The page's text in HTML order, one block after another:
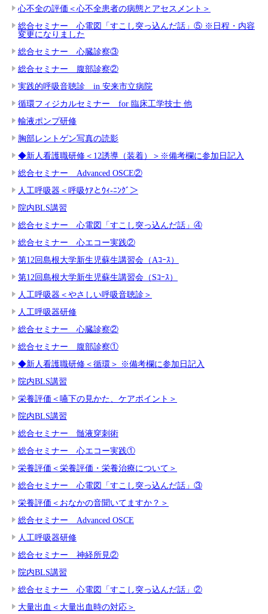
心不全の評価＜心不全患者の病態とアセスメント＞
総合セミナー 心電図「すこし突っ込んだ話」⑤ ※日程・内容
変更になりました
総合セミナー 心臓診察③
総合セミナー 腹部診察②
実践的呼吸音聴診 in 安来市立病院
循環フィジカルセミナー for 臨床工学技士 他
輸液ポンプ研修
胸部レントゲン写真の読影
◆新人看護職研修＜12誘導（装着）＞※備考欄に参加日記入
総合セミナー Advanced OSCE②
人工呼吸器＜呼吸ｹｱとｳｨ-ﾆﾝｸﾞ＞
院内BLS講習
総合セミナー 心電図「すこし突っ込んだ話」④
総合セミナー 心エコー実践②
第12回島根大学新生児蘇生講習会（Aｺｰｽ）
第12回島根大学新生児蘇生講習会（Sｺｰｽ）
人工呼吸器＜やさしい呼吸音聴診＞
人工呼吸器研修
総合セミナー 心臓診察②
総合セミナー 腹部診察①
◆新人看護職研修＜循環＞ ※備考欄に参加日記入
院内BLS講習
栄養評価＜嚥下の見かた、ケアポイント＞
院内BLS講習
総合セミナー 髄液穿刺術
総合セミナー 心エコー実践①
栄養評価＜栄養評価・栄養治療について＞
総合セミナー 心電図「すこし突っ込んだ話」③
栄養評価＜おなかの音聞いてますか？＞
総合セミナー Advanced OSCE
人工呼吸器研修
総合セミナー 神経所見②
院内BLS講習
総合セミナー 心電図「すこし突っ込んだ話」②
大量出血＜大量出血時の対応＞